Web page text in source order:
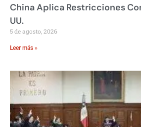
China Aplica Restricciones
UU.
5 de agosto, 2026
Leer más »